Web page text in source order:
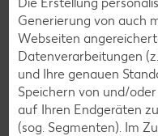
Zurück
Generierung von auch
Webseiten
Datenverarbeitungen
und Ihre genauen
Speichern von und/
auf Ihren Endgeräten
(sog. Segmenten). Im